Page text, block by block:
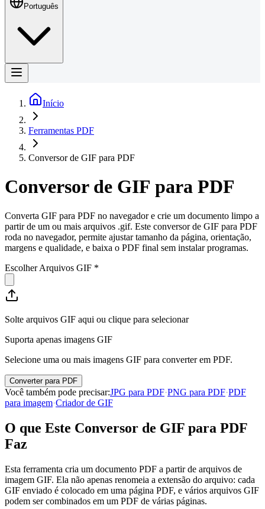
Português
Início
Ferramentas PDF
Conversor de GIF para PDF
Conversor de GIF para PDF
Converta GIF para PDF no navegador e crie um documento limpo a
partir de um ou mais arquivos .gif. Este conversor de GIF para PDF
roda no navegador, permite ajustar tamanho da página, orientação,
margens e qualidade, e baixa o PDF final sem instalar programas.
Escolher Arquivos GIF *
Solte arquivos GIF aqui ou clique para selecionar
Suporta apenas imagens GIF
Selecione uma ou mais imagens GIF para converter em PDF.
Converter para PDF
Você também pode precisar:JPG para PDF·PNG para PDF·PDF
para imagem·Criador de GIF
O que Este Conversor de GIF para PDF
Faz
Esta ferramenta cria um documento PDF a partir de arquivos de
imagem GIF. Ela não apenas renomeia a extensão do arquivo: cada
GIF enviado é colocado em uma página PDF, e vários arquivos GIF
podem ser combinados em um PDF de várias páginas.